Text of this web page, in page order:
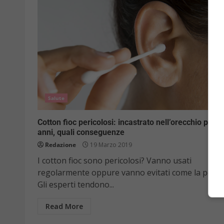
Salute
Cotton fioc pericolosi: incastrato nell’orecchio per 5
anni, quali conseguenze
Redazione 19 Marzo 2019
I cotton fioc sono pericolosi? Vanno usati
regolarmente oppure vanno evitati come la peste?
Gli esperti tendono...
Read More